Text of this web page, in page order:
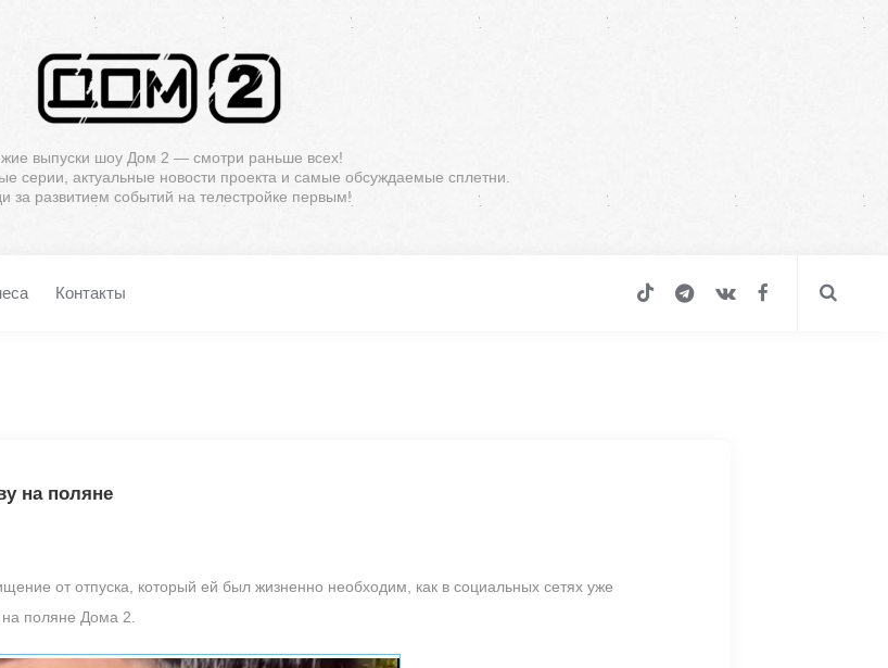
выпуски шоу Дом 2 — смотри раньше всех!
серии, актуальные новости проекта и самые обсуждаемые сплетни.
за развитием событий на телестройке первым!
Контакты
на поляне
от отпуска, который ей был жизненно необходим, как в социальных сетях уже
поляне Дома 2.